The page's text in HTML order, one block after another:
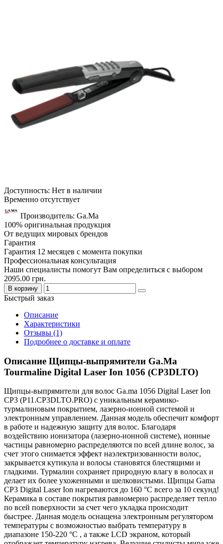
Доступность: Нет в наличии
Временно отсутствует
Производитель: Ga.Ma
100% оригинальная продукция
От ведущих мировых брендов
Гарантия
Гарантия 12 месяцев с момента покупки
Профессиональная консультация
Наши специалисты помогут Вам определиться с выбором
2095.00 грн.
В корзину
Быстрый заказ
Описание
Характеристики
Отзывы (1)
Подробнее о доставке и оплате
Описание Щипцы-выпрямители Ga.Ma
Tourmaline Digital Laser Ion 1056 (CP3DLTO)
Щипцы-выпрямители для волос Ga.ma 1056 Digital Laser Ion
CP3 (P11.CP3DLTO.PRO) с уникальным керамико-
турмалиновым покрытием, лазерно-ионной системой и
электронным управлением. Данная модель обеспечит комфорт
в работе и надежную защиту для волос. Благодаря
воздействию ионизатора (лазерно-ионной системе), ионные
частицы равномерно распределяются по всей длине волос, за
счет этого снимается эффект наэлектризованности волос,
закрывается кутикула и волосы становятся блестящими и
гладкими. Турмалин сохраняет природную влагу в волосах и
делает их более ухоженными и шелковистыми. Щипцы Gama
CP3 Digital Laser Ion нагреваются до 160 °С всего за 10 секунд!
Керамика в составе покрытия равномерно распределяет тепло
по всей поверхности за счет чего укладка происходит
быстрее. Данная модель оснащена электронным регулятором
температуры с возможностью выбрать температуру в
диапазоне 150-220 °С , а также LCD экраном, который